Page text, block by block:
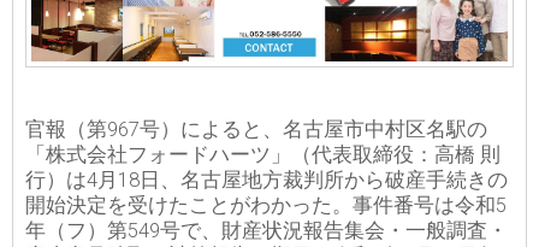
官報（第967号）によると、名古屋市中村区名駅の
「株式会社フォードハーツ」（代表取締役：高橋 則
行）は4月18日、名古屋地方裁判所から破産手続きの
開始決定を受けたことがわかった。事件番号は令和5
年（フ）第549号で、財産状況報告集会・一般調査・